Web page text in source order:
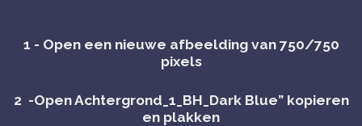
1 - Open een nieuwe afbeelding van 750/750
pixels
2 -Open Achtergrond_1_BH_Dark Blue” kopieren
en plakken